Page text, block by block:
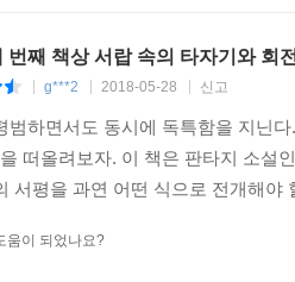
번째 책상 서랍 속의 타자기와 회
g***2 2018-05-28 신고
범하면서도 동시에 독특함을 지닌
떠올려보자. 이 책은 판타지 소설
서평을 과연 어떤 식으로 전개해
움이 되었나요?